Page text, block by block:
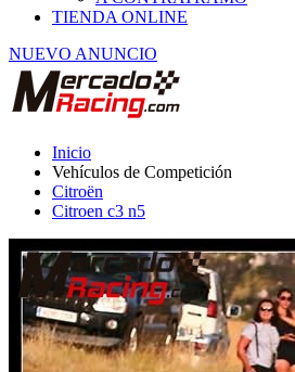
NUEVO ANUNCIO
Vehículos de Competición
Citroën
Citroen c3 n5